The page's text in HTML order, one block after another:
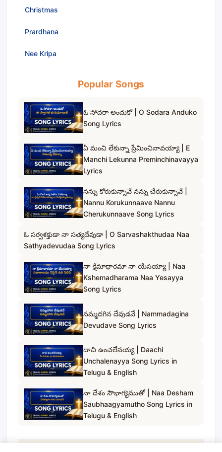
Christmas
Prardhana
Nee Kripa
Popular Songs
ఓ సోదరా అందుకో | O Sodara Anduko
Song Lyrics
ఏ మంచి లేకున్నా ప్రేమించినావయ్యా | E
Manchi Lekunna Preminchinavayya
Lyrics
నన్ను కోరుకున్నావే నన్ను చేరుకున్నావే |
Nannu Korukunnaave Nannu
Cherukunnaave Song Lyrics
ఓ సర్వశక్తుడా నా సత్యదేవుడా | O Sarvashakthudaa Naa
Sathyadevudaa Song Lyrics
నా క్షేమాధారమా నా యేసయ్యా | Naa
Kshemadharama Naa Yesayya
Song Lyrics
నమ్మదగిన దేవుడవే | Nammadagina
Devudave Song Lyrics
దాచి ఉంచలేనయ్య | Daachi
Unchalenayya Song Lyrics in
Telugu & English
నా దేశం సౌభాగ్యముతో | Naa Desham
Saubhaagyamutho Song Lyrics in
Telugu & English